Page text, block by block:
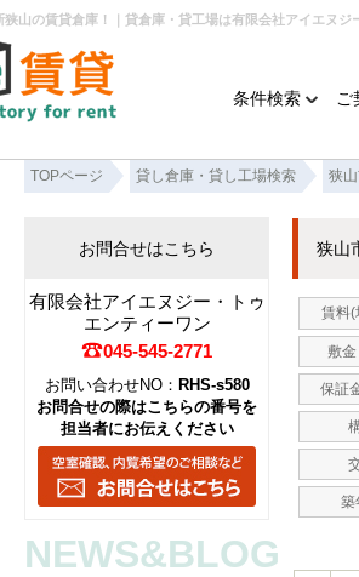
山の賃貸倉庫！｜貸倉庫・貸工場は有限会社アイエヌジ
条件検索 ご
TOPページ 貸し倉庫・貸し工場検索 狭
狭山
賃料(
敷
保証
築
お問合せはこちら
有限会社アイエヌジー・トゥ
エンティーワン
045-545-2771
お問い合わせNO： RHS-s580
お問合せの際はこちらの番号を
担当者にお伝えください
NEWS&BLOG